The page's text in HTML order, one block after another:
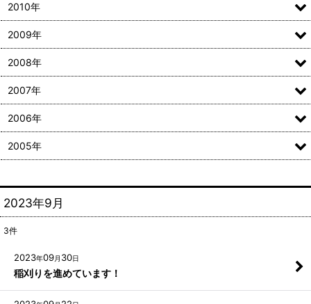
2023年9月
3件
2023年09月 30日
稲刈りを進めています！
2010年
2009年
2008年
2007年
2006年
2005年